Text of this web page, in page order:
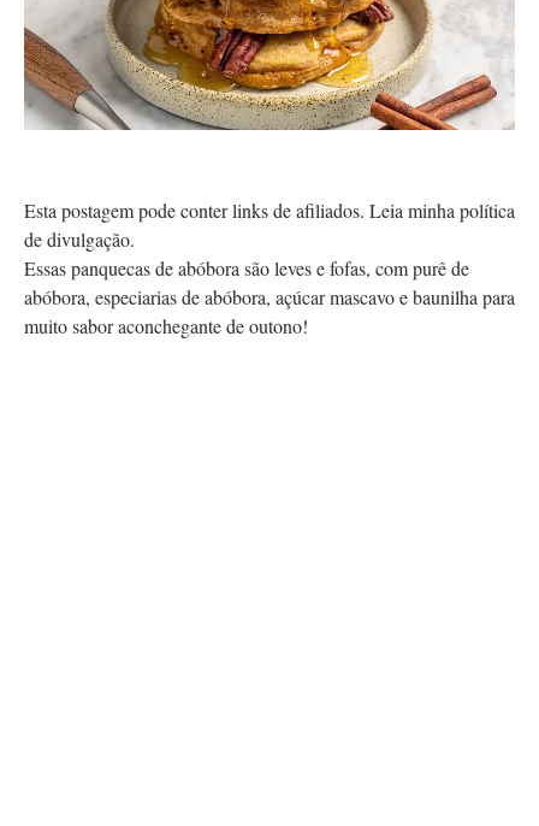
Esta postagem pode conter links de afiliados. Leia minha política
de divulgação.
Essas panquecas de abóbora são leves e fofas, com purê de
abóbora, especiarias de abóbora, açúcar mascavo e baunilha para
muito sabor aconchegante de outono!